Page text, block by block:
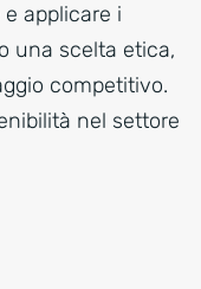
applicare i
una scelta etica,
competitivo.
nel settore